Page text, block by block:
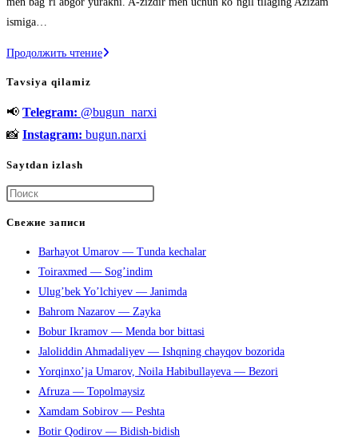
ismiga…
Продолжить чтениеQiz
sherlar
Tavsiya qilamiz
📢 Telegram: @bugun_narxi
📸 Instagram: bugun.narxi
Saytdan izlash
чтобы
панель
поиска.
Свежие записи
Barhayot Umarov — Tunda kechalar
Toiraxmed — Sog’indim
Ulug’bek Yo’lchiyev — Janimda
Bahrom Nazarov — Zayka
Bobur Ikramov — Menda bor bittasi
Jaloliddin Ahmadaliyev — Ishqning chayqov bozorida
Yorqinxo’ja Umarov, Noila Habibullayeva — Bezori
Afruza — Topolmaysiz
Xamdam Sobirov — Peshta
Botir Qodirov — Bidish-bidish